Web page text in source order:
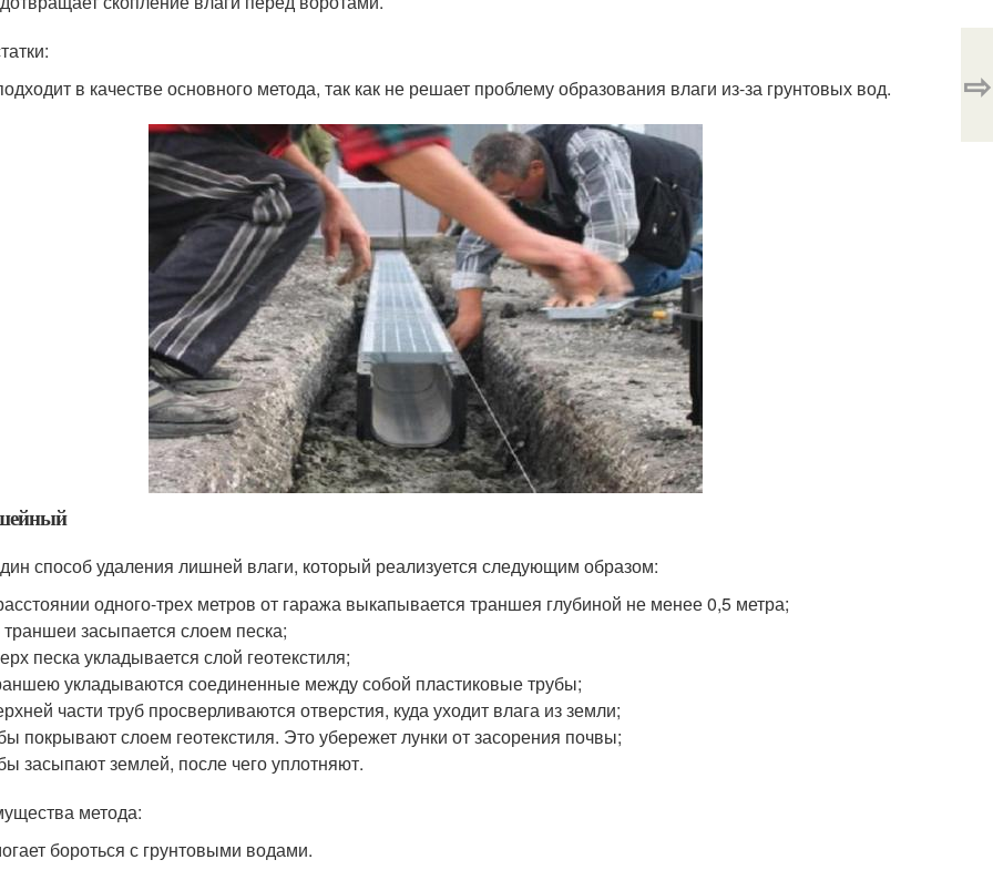
в качестве основного метода, так как не решает проблему образования влаги из-за грунтовых вод.
способ удаления лишней влаги, который реализуется следующим образом:
одного-трех метров от гаража выкапывается траншея глубиной не менее 0,5 метра;
засыпается слоем песка;
песка укладывается слой геотекстиля;
укладываются соединенные между собой пластиковые трубы;
части труб просверливаются отверстия, куда уходит влага из земли;
покрывают слоем геотекстиля. Это убережет лунки от засорения почвы;
засыпают землей, после чего уплотняют.
метода:
бороться с грунтовыми водами.
⇨